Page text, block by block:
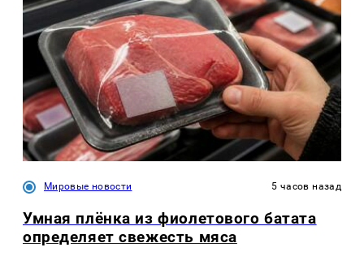
Мировые новости 5 часов назад
Умная плёнка из фиолетового батата
определяет свежесть мяса